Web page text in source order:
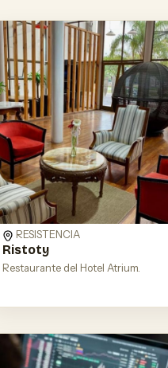
RESISTENCIA
Ristoty
Restaurante del Hotel Atrium.